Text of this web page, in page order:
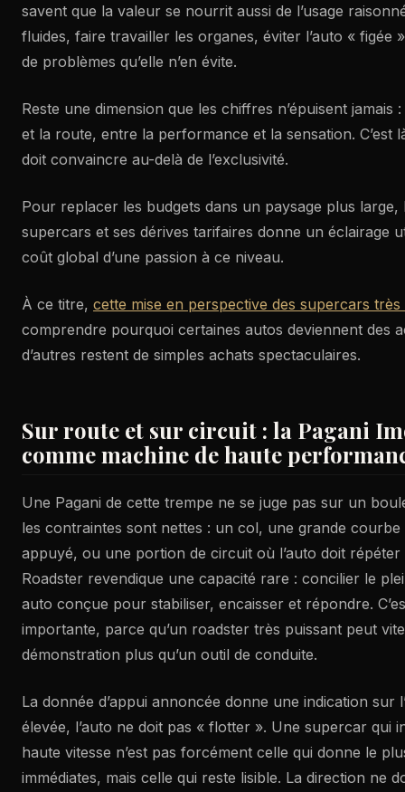
savent que la valeur se nourrit aussi de l’usage
fluides, faire travailler les organes, éviter l’auto « figée
de problèmes qu’elle n’en évite.
Reste une dimension que les chiffres n’épuisent jamais
et la route, entre la performance et la sensation. C’est
doit convaincre au-delà de l’exclusivité.
Pour replacer les budgets dans un paysage plus large,
supercars et ses dérives tarifaires donne un éclairage
coût global d’une passion à ce niveau.
À ce titre, cette mise en perspective des supercars
comprendre pourquoi certaines autos deviennent des
d’autres restent de simples achats spectaculaires.
Sur route et sur circuit : la Pagani
comme machine de haute
Une Pagani de cette trempe ne se juge pas sur un
les contraintes sont nettes : un col, une grande
appuyé, ou une portion de circuit où l’auto doit répéter
Roadster revendique une capacité rare : concilier le
auto conçue pour stabiliser, encaisser et répondre.
importante, parce qu’un roadster très puissant peut
démonstration plus qu’un outil de conduite.
La donnée d’appui annoncée donne une indication sur
élevée, l’auto ne doit pas « flotter ». Une supercar qui
haute vitesse n’est pas forcément celle qui donne le
immédiates, mais celle qui reste lisible. La direction ne